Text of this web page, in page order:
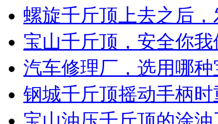
螺旋千斤顶上去之后
宝山千斤顶，安全你我
汽车修理厂，选用哪
钢城千斤顶摇动手柄